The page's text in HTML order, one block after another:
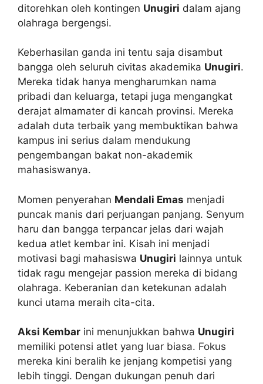
ditorehkan oleh kontingen Unugiri dalam ajang
olahraga bergengsi.
Keberhasilan ganda ini tentu saja disambut
bangga oleh seluruh civitas akademika Unugiri.
Mereka tidak hanya mengharumkan nama
pribadi dan keluarga, tetapi juga mengangkat
derajat almamater di kancah provinsi. Mereka
adalah duta terbaik yang membuktikan bahwa
kampus ini serius dalam mendukung
pengembangan bakat non-akademik
mahasiswanya.
Momen penyerahan Mendali Emas menjadi
puncak manis dari perjuangan panjang. Senyum
haru dan bangga terpancar jelas dari wajah
kedua atlet kembar ini. Kisah ini menjadi
motivasi bagi mahasiswa Unugiri lainnya untuk
tidak ragu mengejar passion mereka di bidang
olahraga. Keberanian dan ketekunan adalah
kunci utama meraih cita-cita.
Aksi Kembar ini menunjukkan bahwa Unugiri
memiliki potensi atlet yang luar biasa. Fokus
mereka kini beralih ke jenjang kompetisi yang
lebih tinggi. Dengan dukungan penuh dari